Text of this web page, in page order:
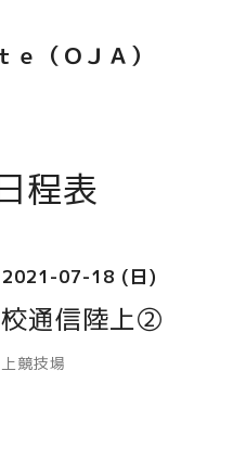
（ＯＪＡ）
程表
2021-07-18 (日)
通信陸上②
競技場